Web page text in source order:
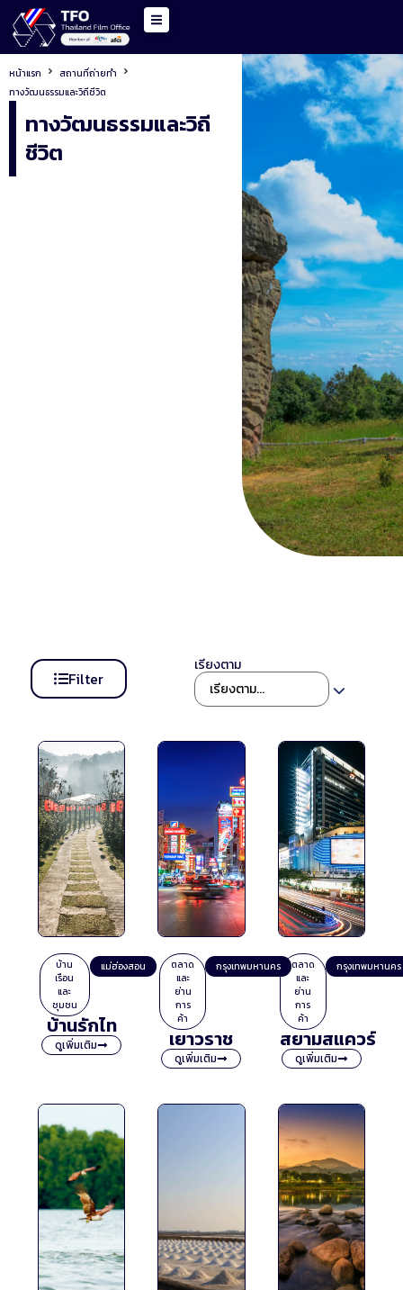
หน้าแรก
สถานที่ถ่ายทำ
ทางวัฒนธรรมและวิถีชีวิต
ทางวัฒนธรรมและวิถี
ชีวิต
Filter
เรียงตาม
บ้าน
เรือน
และ
ชุมชน
แม่ฮ่องสอน
บ้านรักไท
ดูเพิ่มเติม
ตลาด
และ
ย่าน
การ
ค้า
กรุงเทพมหานคร
เยาวราช
ดูเพิ่มเติม
ตลาด
และ
ย่าน
การ
ค้า
กรุงเทพมหานคร
สยามสแควร์
ดูเพิ่มเติม